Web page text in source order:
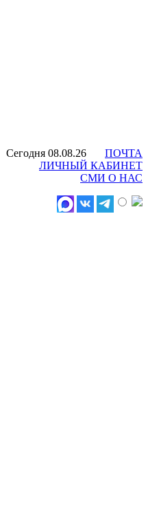
Сегодня 08.08.26
ПОЧТА
ЛИЧНЫЙ КАБИНЕТ
СМИ О НАС